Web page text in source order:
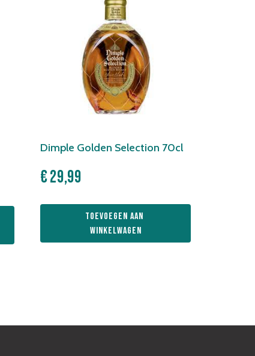
Dimple Golden Selection 70cl
€29,99
Toevoegen aan
winkelwagen